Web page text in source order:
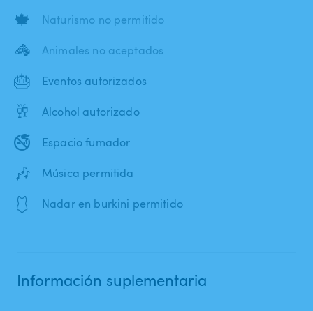
🍁 Naturismo no permitido
🦓 Animales no aceptados
🎂 Eventos autorizados
🥂 Alcohol autorizado
🚭 Espacio fumador
🎶 Música permitida
🩱 Nadar en burkini permitido
Información suplementaria